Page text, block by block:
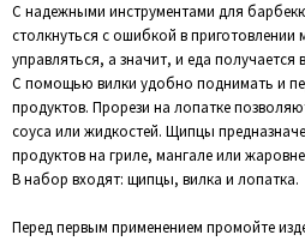
С надежными инструментами для
столкнуться с ошибкой в
управляться, а значит, и еда получается
С помощью вилки удобно поднимать и
продуктов. Прорези на лопатке
соуса или жидкостей. Щипцы
продуктов на гриле, мангале или
В набор входят: щипцы, вилка и лопатка.
Перед первым применением промойте